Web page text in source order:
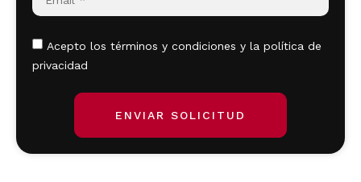
Acepto los términos y condiciones y la política de
privacidad
ENVIAR SOLICITUD